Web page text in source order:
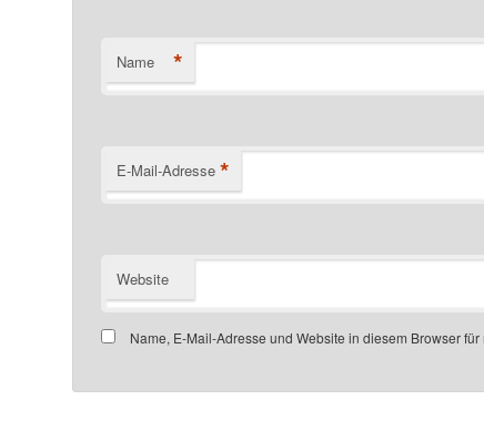
Name *
E-Mail-Adresse *
Website
Name, E-Mail-Adresse und Website in diesem Browser